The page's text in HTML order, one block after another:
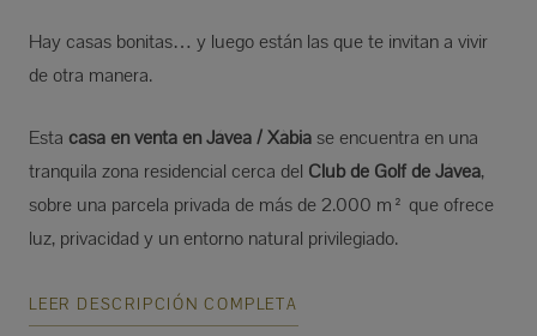
Hay casas bonitas… y luego están las que te invitan a vivir
de otra manera.
Esta casa en venta en Jávea / Xàbiase encuentra en una
tranquila zona residencial cerca del Club de Golf de Jávea,
sobre una parcela privada de más de 2.000 m² que ofrece
luz, privacidad y un entorno natural privilegiado.
LEER DESCRIPCIÓN COMPLETA